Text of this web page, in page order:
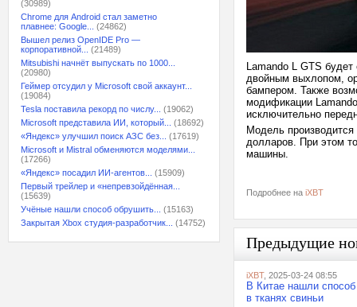
(30989)
Chrome для Android стал заметно
плавнее: Google...
(24862)
Вышел релиз OpenIDE Pro —
корпоративной...
(21489)
Mitsubishi начнёт выпускать по 1000...
(20980)
Геймер отсудил у Microsoft свой аккаунт...
(19084)
Tesla поставила рекорд по числу...
(19062)
Microsoft представила ИИ, который...
(18692)
«Яндекс» улучшил поиск АЗС без...
(17619)
Microsoft и Mistral обменяются моделями...
(17266)
«Яндекс» посадил ИИ-агентов...
(15909)
Первый трейлер и «непревзойдённая...
(15639)
Учёные нашли способ обрушить...
(15163)
Закрытая Xbox студия-разработчик...
(14752)
Lamando L GTS
двойным выхлопом,
бампером. Также
модификации
исключительно
Модель
долларов. При этом
машины.
Подробнее на iXBT
Предыдущие
iXBT, 2025-03-24 08:55
В Китае нашли
в тканях свиньи